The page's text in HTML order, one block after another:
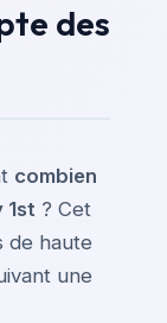
des
combien
1st ? Cet
de haute
une